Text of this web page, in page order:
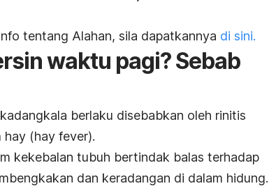
tentang Alahan, sila dapatkannya di sini.
waktu pagi? Sebab
berlaku disebabkan oleh rinitis
hay (hay fever).
kekebalan tubuh bertindak balas terhadap
dan keradangan di dalam hidung.